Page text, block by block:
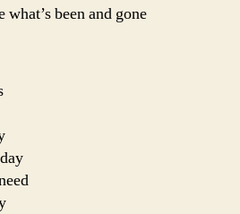
what’s been and gone